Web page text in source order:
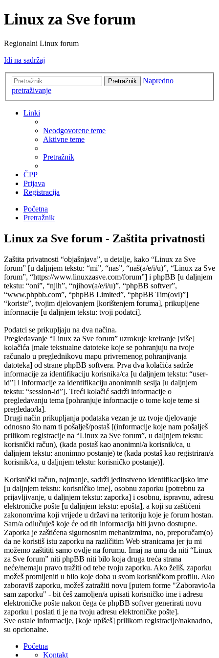
Linux za Sve forum
Regionalni Linux forum
Idi na sadržaj
Pretražnik
Napredno
pretraživanje
Linki
Neodgovorene teme
Aktivne teme
Pretražnik
ČPP
Prijava
Registracija
Početna
Pretražnik
Linux za Sve forum - Zaštita privatnosti
Zaštita privatnosti “objašnjava”, u detalje, kako “Linux za Sve
forum” [u daljnjem tekstu: “mi”, “nas”, “naš(a/e/i/u)”, “Linux za Sve
forum”, “https://www.linuxzasve.com/forum”] i phpBB [u daljnjem
tekstu: “oni”, “njih”, “njihov(a/e/i/u)”, “phpBB softver”,
“www.phpbb.com”, “phpBB Limited”, “phpBB Tim(ovi)”]
“koriste”, tvojim djelovanjem [korištenjem foruma], prikupljene
informacije [u daljnjem tekstu: tvoji podatci].
Podatci se prikupljaju na dva načina.
Pregledavanje “Linux za Sve forum” uzrokuje kreiranje [više]
kolačića [male tekstualne datoteke koje se pohranjuju na tvoje
računalo u preglednikovu mapu privremenog pohranjivanja
datoteka] od strane phpBB softvera. Prva dva kolačića sadrže
informacije za identifikaciju korisnika/ca [u daljnjem tekstu: “user-
id”] i informacije za identifikaciju anonimnih sesija [u daljnjem
tekstu: “session-id”]. Treći kolačić sadrži informacije o
pregledavanju tema [pohranjuje informacije o tome koje teme si
pregledao/la].
Drugi način prikupljanja podataka vezan je uz tvoje djelovanje
odnosno što nam ti pošalješ/postaš [(informacije koje nam pošalješ
prilikom registracije na “Linux za Sve forum”, u daljnjem tekstu:
korisnički račun), (kada postaš kao anonimni/a korisnik/ca, u
daljnjem tekstu: anonimno postanje) te (kada postaš kao registriran/a
korisnik/ca, u daljnjem tekstu: korisničko postanje)].
Korisnički račun, najmanje, sadrži jedinstveno identifikacijsko ime
[u daljnjem tekstu: korisničko ime], osobnu zaporku [potrebnu za
prijavljivanje, u daljnjem tekstu: zaporka] i osobnu, ispravnu, adresu
elektroničke pošte [u daljnjem tekstu: epošta], a koji su zaštićeni
zakonom/ima koji vrijede u državi na teritoriju koje je forum hostan.
Sam/a odlučuješ koje će od tih informacija biti javno dostupne.
Zaporka je zaštićena sigurnosnim mehanizmima, no, preporučam(o)
da ne koristiš istu zaporku na različitim Web stranicama jer ju mi
možemo zaštititi samo ovdje na forumu. Imaj na umu da niti “Linux
za Sve forum” niti phpBB niti bilo koja druga treća strana
neće/nemaju pravo tražiti od tebe tvoju zaporku. Ako želiš, zaporku
možeš promijeniti u bilo koje doba u svom korisničkom profilu. Ako
zaboraviš zaporku, možeš zatražiti novu [putem forme "Zaboravio/la
sam zaporku" - bit ćeš zamoljen/a upisati korisničko ime i adresu
elektroničke pošte nakon čega će phpBB softver generirati novu
zaporku i poslati ti je na tvoju adresu elektroničke pošte].
Sve ostale informacije, [koje upišeš] prilikom registracije/naknadno,
su opcionalne.
Početna
Kontakt